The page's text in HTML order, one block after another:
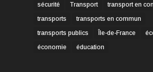
sécurité
Transport
transport en
transports
transports en commun
transports publics
Île-de-France
économie
éducation